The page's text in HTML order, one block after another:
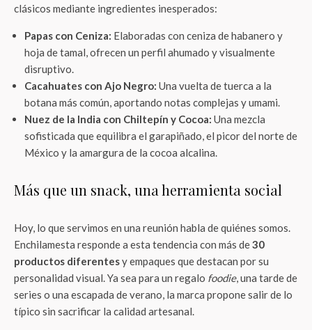
clásicos mediante ingredientes inesperados:
Papas con Ceniza: Elaboradas con ceniza de habanero y
hoja de tamal, ofrecen un perfil ahumado y visualmente
disruptivo.
Cacahuates con Ajo Negro: Una vuelta de tuerca a la
botana más común, aportando notas complejas y umami.
Nuez de la India con Chiltepín y Cocoa: Una mezcla
sofisticada que equilibra el garapiñado, el picor del norte de
México y la amargura de la cocoa alcalina.
Más que un snack, una herramienta social
Hoy, lo que servimos en una reunión habla de quiénes somos.
Enchilamesta responde a esta tendencia con más de30
productos diferentesy empaques que destacan por su
personalidad visual. Ya sea para un regalo foodie, una tarde de
series o una escapada de verano, la marca propone salir de lo
típico sin sacrificar la calidad artesanal.